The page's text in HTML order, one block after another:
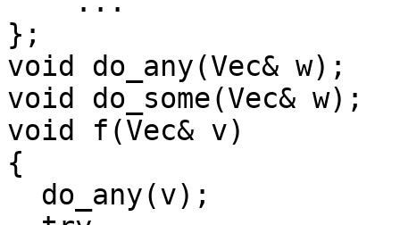
};
void do_any(Vec& w);
void do_some(Vec& w);
void f(Vec& v)
{
do_any(v);